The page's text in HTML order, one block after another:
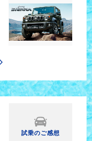
試乗のご感想